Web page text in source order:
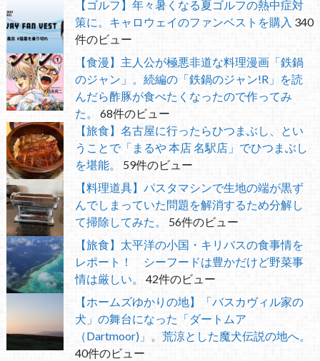
【ゴルフ】年々暑くなる夏ゴルフの熱中症対
策に。キャロウェイのファンベストを購入 340
件のビュー
【食漫】主人公が極悪非道な料理漫画「鉄鍋
のジャン」。続編の「鉄鍋のジャン!R」を読
んだら酢豚が食べたくなったので作ってみ
た。
68件のビュー
【旅食】名古屋に行ったらひつまぶし、とい
うことで「まるや 本店 名駅店」でひつまぶし
を堪能。
59件のビュー
【料理道具】パスタマシンで生地の端が黒ず
んでしまっていた問題を解消するため分解し
て掃除してみた。
56件のビュー
【旅食】太平洋の小国・キリバスの食事情を
レポート！ シーフードは豊かだけど野菜事
情は厳しい。
42件のビュー
【ホームズゆかりの地】「バスカヴィル家の
犬」の舞台になった「ダートムア
（Dartmoor)」。荒涼とした魔犬伝説の地へ。
40件のビュー